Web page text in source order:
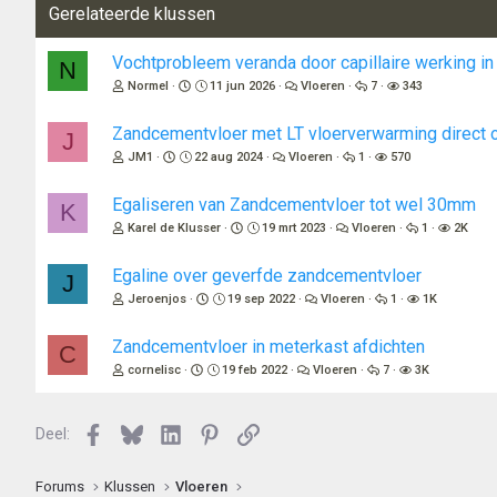
Gerelateerde klussen
N Vochtprobleem veranda door capillaire werking
Normel 11 jun 2026 Vloeren 7 343
J Zandcementvloer met LT vloerverwarming direct
JM1 22 aug 2024 Vloeren 1 570
K Egaliseren van Zandcementvloer tot wel 30mm
Karel de Klusser 19 mrt 2023 Vloeren 1 2K
J Egaline over geverfde zandcementvloer
Jeroenjos 19 sep 2022 Vloeren 1 1K
C Zandcementvloer in meterkast afdichten
cornelisc 19 feb 2022 Vloeren 7 3K
Deel: Facebook
BlueskyLinkedInPinterest
Link
Forums Klussen Vloeren